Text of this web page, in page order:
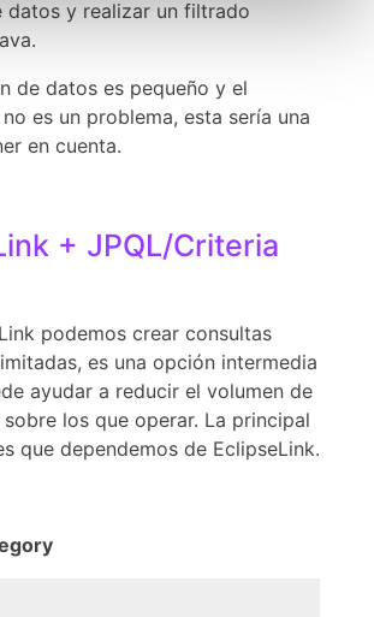
datos y realizar un filtrado
de datos es pequeño y el
es un problema, esta sería una
en cuenta.
+ JPQL/Criteria
podemos crear consultas
es una opción intermedia
ayudar a reducir el volumen de
los que operar. La principal
que dependemos de EclipseLink.